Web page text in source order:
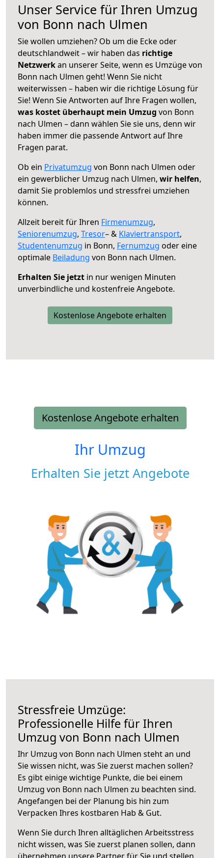
Unser Service für Ihren Umzug
von Bonn nach Ulmen
Sie wollen umziehen? Ob um die Ecke oder
deutschlandweit – wir haben das richtige
Netzwerkan unserer Seite, wenn es Umzüge von
Bonn nach Ulmen geht! Wenn Sie nicht
weiterwissen – haben wir die richtige Lösung für
Sie! Wenn Sie Antworten auf Ihre Fragen wollen,
was kostet überhaupt mein Umzug von Bonn
nach Ulmen – dann wählen Sie sie uns, denn wir
haben immer die passende Antwort auf Ihre
Fragen parat.
Ob ein Privatumzug von Bonn nach Ulmen oder
ein gewerblicher Umzug nach Ulmen, wir helfen,
damit Sie problemlos und stressfrei umziehen
können.
Allzeit bereit für Ihren Firmenumzug,
Seniorenumzug, Tresor– & Klaviertransport,
Studentenumzug in Bonn, Fernumzug oder eine
optimale Beiladung von Bonn nach Ulmen.
Erhalten Sie jetzt in nur wenigen Minuten
unverbindliche und kostenfreie Angebote.
Kostenlose Angebote erhalten
Kostenlose Angebote erhalten
Ihr Umzug
Erhalten Sie jetzt Angebote
Stressfreie Umzüge:
Professionelle Hilfe für Ihren
Umzug von Bonn nach Ulmen
Ihr Umzug von Bonn nach Ulmen steht an und
Sie wissen nicht, was Sie zuerst machen sollen?
Es gibt einige wichtige Punkte, die bei einem
Umzug von Bonn nach Ulmen zu beachten sind.
Angefangen bei der Planung bis hin zum
Verpacken Ihres kostbaren Hab & Gut.
Wenn Sie durch Ihren alltäglichen Arbeitsstress
nicht wissen, was Sie zuerst planen sollen, dann